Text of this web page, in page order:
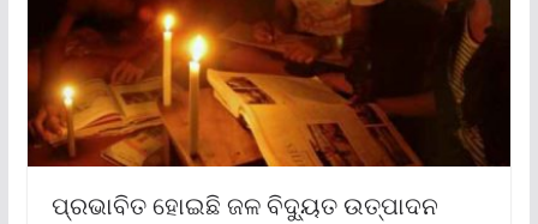
ପ୍ରଭାବିତ ହୋଇଛି ଜଳ ବିଦ୍ୟୁତ ଉତ୍ପାଦନ